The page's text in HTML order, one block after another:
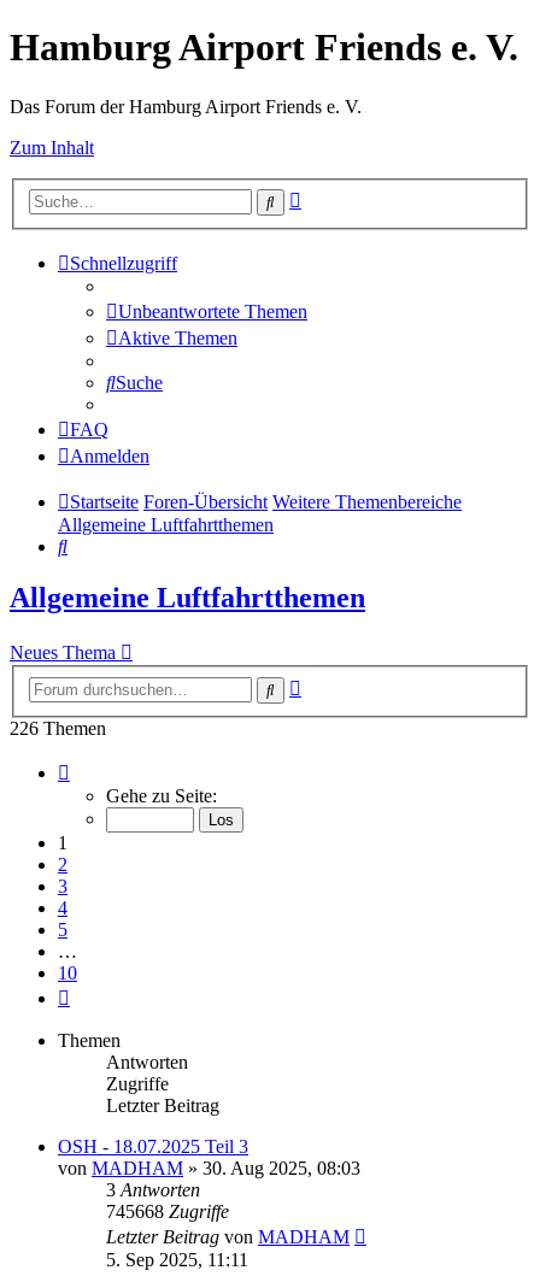
Hamburg Airport Friends e. V.
Das Forum der Hamburg Airport Friends e. V.
Zum Inhalt
Suche
Schnellzugriff
Unbeantwortete Themen
Aktive Themen
Suche
FAQ
Anmelden
Startseite Foren-Übersicht Weitere Themenbereiche
Allgemeine Luftfahrtthemen
Suche
Allgemeine Luftfahrtthemen
Neues Thema
Suche
226 Themen
von
Gehe zu Seite:
1
2
3
4
5
…
10
Themen
Antworten
Zugriffe
Letzter Beitrag
OSH - 18.07.2025 Teil 3
von MADHAM » 30. Aug 2025, 08:03
3 Antworten
745668 Zugriffe
Letzter Beitrag von MADHAM
5. Sep 2025, 11:11